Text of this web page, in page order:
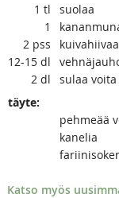
1 tl
suolaa
1
2 pss
kuivahiivaa
12-15 dl
2 dl
sulaa voita
täyte:
pehmeää
kanelia
Katso myös